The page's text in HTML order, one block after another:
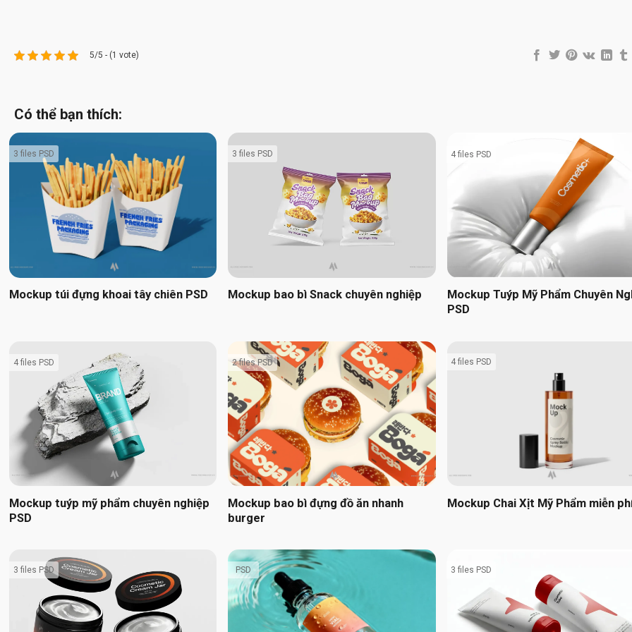
5/5 - (1 vote)
Có thể bạn thích:
Mockup túi đựng khoai tây chiên PSD
3 files PSD
Mockup bao bì Snack chuyên nghiệp
3 files PSD
Mockup Tuýp Mỹ Phẩm Chuyên
PSD
4 files PSD
Mockup tuýp mỹ phẩm chuyên nghiệp
PSD
4 files PSD
Mockup bao bì đựng đồ ăn nhanh
burger
2 files PSD
Mockup Chai Xịt Mỹ Phẩm miễn
4 files PSD
3 files PSD PSD 3 files PSD